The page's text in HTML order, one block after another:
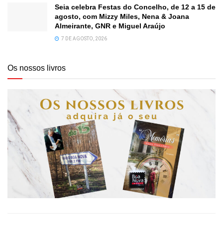
Seia celebra Festas do Concelho, de 12 a 15 de
agosto, com Mizzy Miles, Nena & Joana
Almeirante, GNR e Miguel Araújo
7 DE AGOSTO, 2026
Os nossos livros